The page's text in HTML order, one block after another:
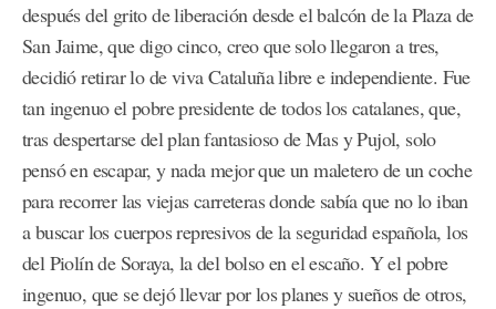
después del grito de liberación desde el balcón de la Plaza de
San Jaime, que digo cinco, creo que solo llegaron a tres,
decidió retirar lo de viva Cataluña libre e independiente. Fue
tan ingenuo el pobre presidente de todos los catalanes, que,
tras despertarse del plan fantasioso de Mas y Pujol, solo
pensó en escapar, y nada mejor que un maletero de un coche
para recorrer las viejas carreteras donde sabía que no lo iban
a buscar los cuerpos represivos de la seguridad española, los
del Piolín de Soraya, la del bolso en el escaño. Y el pobre
ingenuo, que se dejó llevar por los planes y sueños de otros,